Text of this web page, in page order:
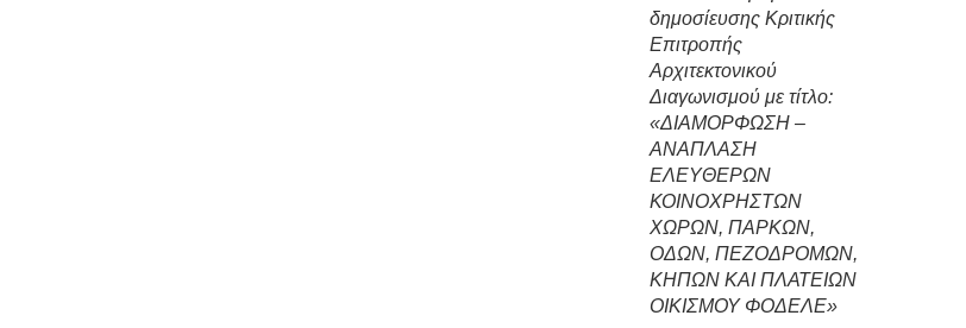
δημοσίευσης Κριτικής
Επιτροπής
Αρχιτεκτονικού
Διαγωνισμού με τίτλο:
«ΔΙΑΜΟΡΦΩΣΗ –
ΑΝΑΠΛΑΣΗ
ΕΛΕΥΘΕΡΩΝ
ΚΟΙΝΟΧΡΗΣΤΩΝ
ΧΩΡΩΝ, ΠΑΡΚΩΝ,
ΟΔΩΝ, ΠΕΖΟΔΡΟΜΩΝ,
ΚΗΠΩΝ ΚΑΙ ΠΛΑΤΕΙΩΝ
ΟΙΚΙΣΜΟΥ ΦΟΔΕΛΕ»